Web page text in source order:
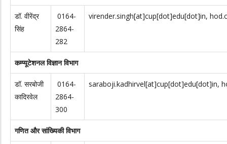
डॉ. वीरेंद्र
सिंह
0164-
2864-
282
virender.singh[at]cup[dot]edu[dot]in,
कम्प्यूटेशनल विज्ञान विभाग
डॉ. सरबोजी
कादिरवेल
0164-
2864-
300
saraboji.kadhirvel[at]cup[dot]edu[dot]in,
गणित और सांख्यिकी विभाग